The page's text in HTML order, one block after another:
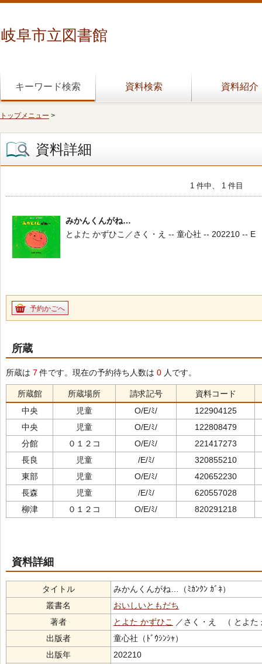
岐阜市立図書館
キーワード検索 資料検索 資料紹介
トップメニュー >
資料詳細
1 件中、 1 件目
みかんくんがね…
とよた かずひこ／さく・え -- 童心社 -- 202210 -- E
予約かごへ
所蔵
所蔵は 7 件です。現在の予約待ち人数は 0 人です。
所蔵館 所蔵場所 請求記号
資料コード
中央
児童 O/E/ﾐ/
122904125
中央
児童 O/E/ﾐ/
122808479
分館
０１２コ O/E/ﾐ/
221417273
長良
児童 /E/ﾐ/
320855210
東部
児童 O/E/ﾐ/
420652230
長森
児童 /E/ﾐ/
620557028
柳津
０１２コ O/E/ﾐ/ 820291218
資料詳細
タイトル
みかんくんがね…（ﾐｶﾝｸﾝ ｶﾞﾈ）
叢書名
おいしいともだち
著者
とよた かずひこ
／さく・え （ とよ
出版者
童心社（ﾄﾞｳｼﾝｼｬ）
出版年
202210